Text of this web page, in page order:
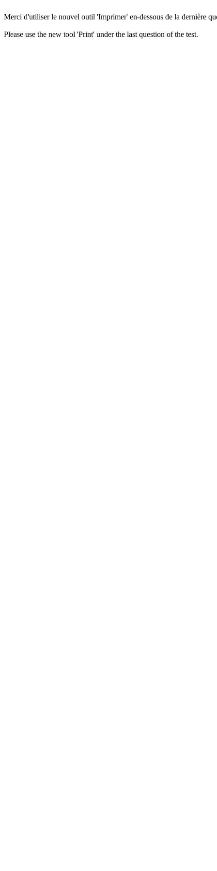
Merci d'utiliser le nouvel outil 'Imprimer' en-dessous de la dernière
Please use the new tool 'Print' under the last question of the test.